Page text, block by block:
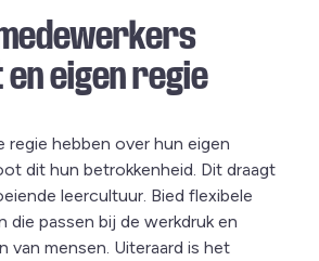
eigen regie
regie hebben over hun eigen
dit hun betrokkenheid. Dit draagt
leercultuur. Bied flexibele
die passen bij de werkdruk en
van mensen. Uiteraard is het